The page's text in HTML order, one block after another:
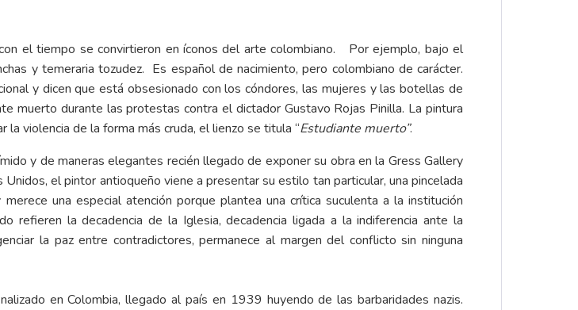
el tiempo se convirtieron en íconos del arte colombiano. Por ejemplo, bajo el
y temeraria tozudez. Es español de nacimiento, pero colombiano de carácter.
y dicen que está obsesionado con los cóndores, las mujeres y las botellas de
muerto durante las protestas contra el dictador Gustavo Rojas Pinilla. La pintura
violencia de la forma más cruda, el lienzo se titula “Estudiante muerto”.
y de maneras elegantes recién llegado de exponer su obra en la Gress Gallery
el pintor antioqueño viene a presentar su estilo tan particular, una pincelada
merece una especial atención porque plantea una crítica suculenta a la institución
refieren la decadencia de la Iglesia, decadencia ligada a la indiferencia ante la
la paz entre contradictores, permanece al margen del conflicto sin ninguna
en Colombia, llegado al país en 1939 huyendo de las barbaridades nazis.